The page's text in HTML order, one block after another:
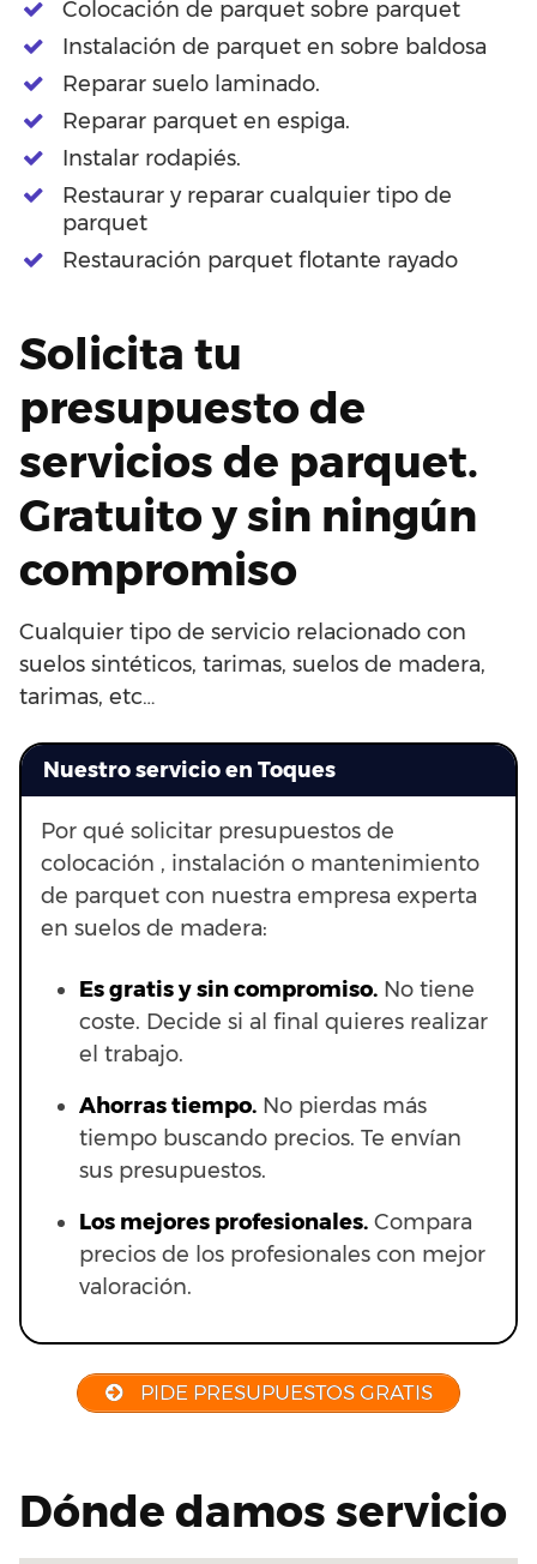
Colocación de parquet sobre parquet
Instalación de parquet en sobre baldosa
Reparar suelo laminado.
Reparar parquet en espiga.
Instalar rodapiés.
Restaurar y reparar cualquier tipo de
parquet
Restauración parquet flotante rayado
Solicita tu
presupuesto de
servicios de parquet.
Gratuito y sin ningún
compromiso
Cualquier tipo de servicio relacionado con
suelos sintéticos, tarimas, suelos de madera,
tarimas, etc…
Nuestro servicio en Toques
Por qué solicitar presupuestos de
colocación , instalación o mantenimiento
de parquet con nuestra empresa experta
en suelos de madera:
Es gratis y sin compromiso. No tiene
coste. Decide si al final quieres realizar
el trabajo.
Ahorras tiempo. No pierdas más
tiempo buscando precios. Te envían
sus presupuestos.
Los mejores profesionales. Compara
precios de los profesionales con mejor
valoración.
PIDE PRESUPUESTOS GRATIS
Dónde damos servicio